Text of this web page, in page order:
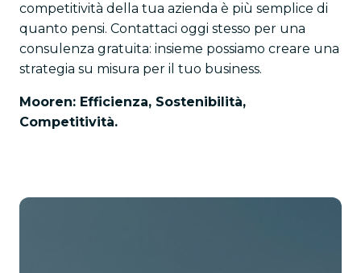
competitività della tua azienda è più semplice di
quanto pensi. Contattaci oggi stesso per una
consulenza gratuita: insieme possiamo creare una
strategia su misura per il tuo business.
Mooren: Efficienza, Sostenibilità,
Competitività.